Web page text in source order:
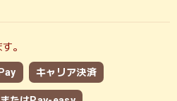
。
キャリア決済